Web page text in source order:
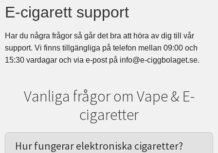
E-cigarett support
Har du några frågor så går det bra att höra av dig till vår
support. Vi finns tillgängliga på telefon mellan 09:00 och
15:30 vardagar och via e-post på info@e-ciggbolaget.se.
Vanliga frågor om Vape & E-
cigaretter
Hur fungerar elektroniska cigaretter?